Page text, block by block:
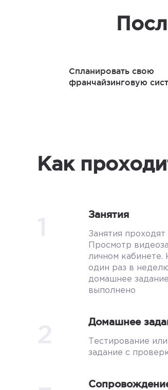
Спланировать свою
франчайзинговую
Как
Занятия
Занятия
Просмотр
личном
один раз в
домашнее
выполнено
Домашнее
Тестирование
задание с